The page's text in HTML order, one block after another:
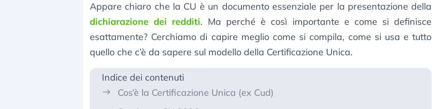
Appare chiaro che la CU è un documento essenziale per la presentazione della
dichiarazione dei redditi. Ma perché è così importante e come si definisce
esattamente? Cerchiamo di capire meglio come si compila, come si usa e tutto
quello che c’è da sapere sul modello della Certificazione Unica.
Indice dei contenuti
Cos’è la Certificazione Unica (ex Cud)